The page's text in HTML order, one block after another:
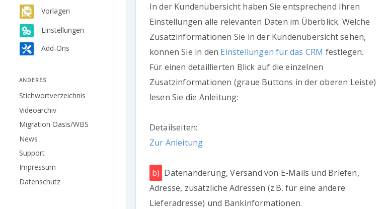
Vorlagen
Einstellungen
Add-Ons
ANDERES
Stichwortverzeichnis
Videoarchiv
Migration Oasis/WBS
News
Support
Impressum
Datenschutz
In der Kundenübersicht haben Sie entsprechend Ihren
Einstellungen alle relevanten Daten im Überblick. Welche
Zusatzinformationen Sie in der Kundenübersicht sehen,
können Sie in den Einstellungen für das CRM festlegen.
Für einen detaillierten Blick auf die einzelnen
Zusatzinformationen (graue Buttons in der oberen Leiste)
lesen Sie die Anleitung:
Detailseiten:
Zur Anleitung
b) Datenänderung, Versand von E-Mails und Briefen,
Adresse, zusätzliche Adressen (z.B. für eine andere
Lieferadresse) und Bankinformationen.